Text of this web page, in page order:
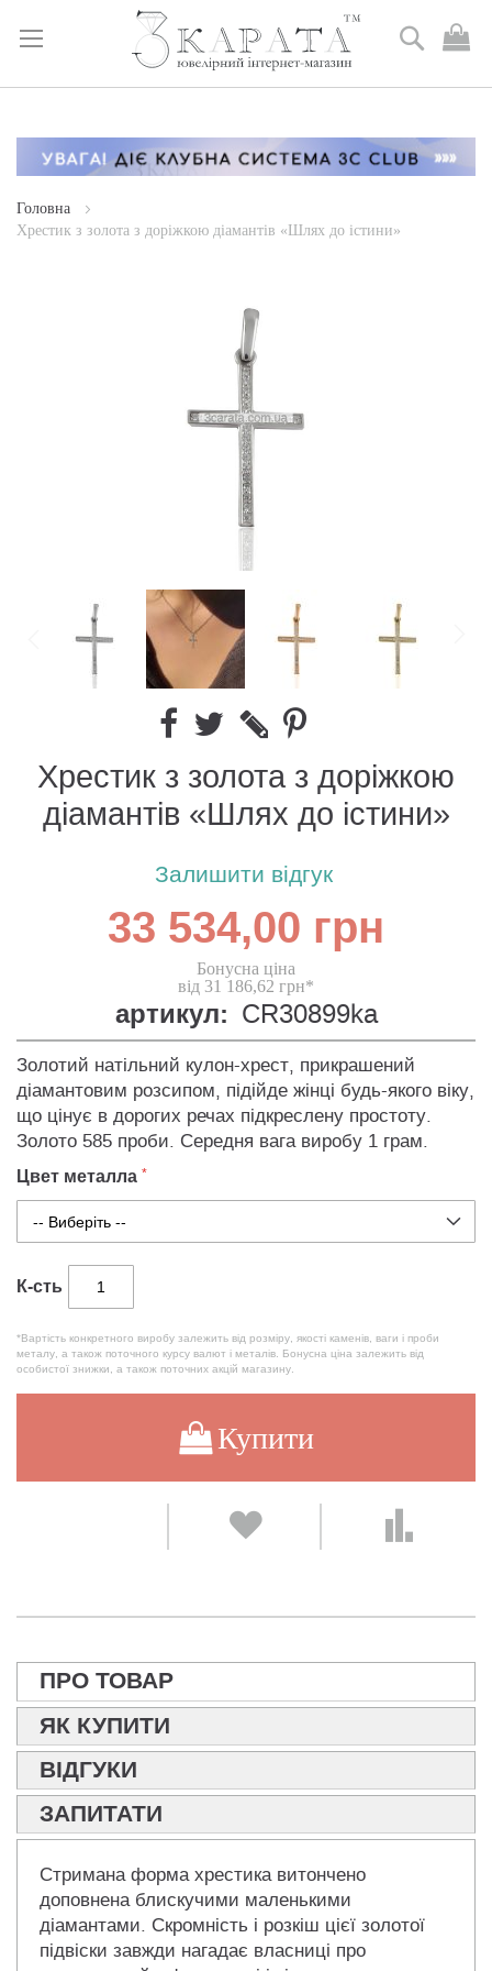
Skip
Content
Пошук
Головна
Хрестик з золота з доріжкою діамантів «Шлях до істини»
Хрестик з золота з доріжкою
діамантів «Шлях до істини»
Залишити відгук
33 534,00 грн
Бонусна ціна
від 31 186,62 грн*
артикул: CR30899ka
Золотий натільний кулон-хрест, прикрашений
діамантовим розсипом, підійде жінці будь-якого віку,
що цінує в дорогих речах підкреслену простоту.
Золото 585 проби. Середня вага виробу 1 грам.
Цвет металла
К-сть
*Вартість конкретного виробу залежить від розміру, якості каменів, ваги і проби
металу, а також поточного курсу валют і металів. Бонусна ціна залежить від
особистої знижки, а також поточних акцій магазину.
Купити
ПРО ТОВАР
ЯК КУПИТИ
ВІДГУКИ
ЗАПИТАТИ
Стримана форма хрестика витончено
доповнена блискучими маленькими
діамантами. Скромність і розкіш цієї золотої
підвіски завжди нагадає власниці про